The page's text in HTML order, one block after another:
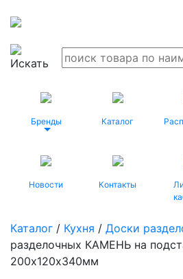
Бренды Каталог
Новости Контакты
Каталог / Кухня / Доски
разделочных КАМЕНЬ на
200х120х340мм